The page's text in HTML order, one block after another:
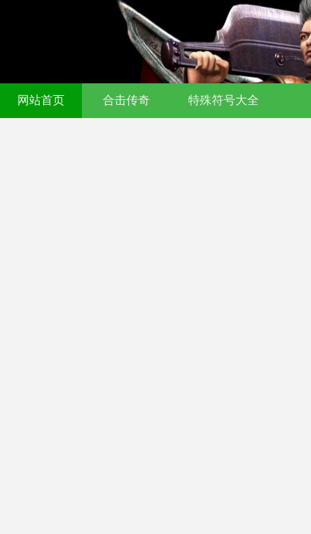
网站首页 合击传奇 特殊符号大全